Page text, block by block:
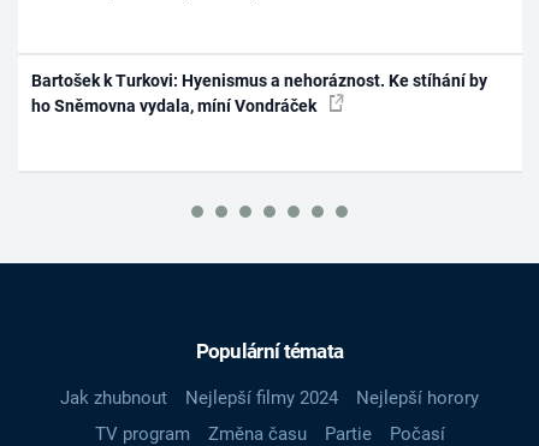
Bartošek k Turkovi: Hyenismus a nehoráznost. Ke stíhání by
ho Sněmovna vydala, míní Vondráček
Populární témata
Jak zhubnout Nejlepší filmy 2024
Nejlepší horory
TV program
Změna času Partie
Počasí